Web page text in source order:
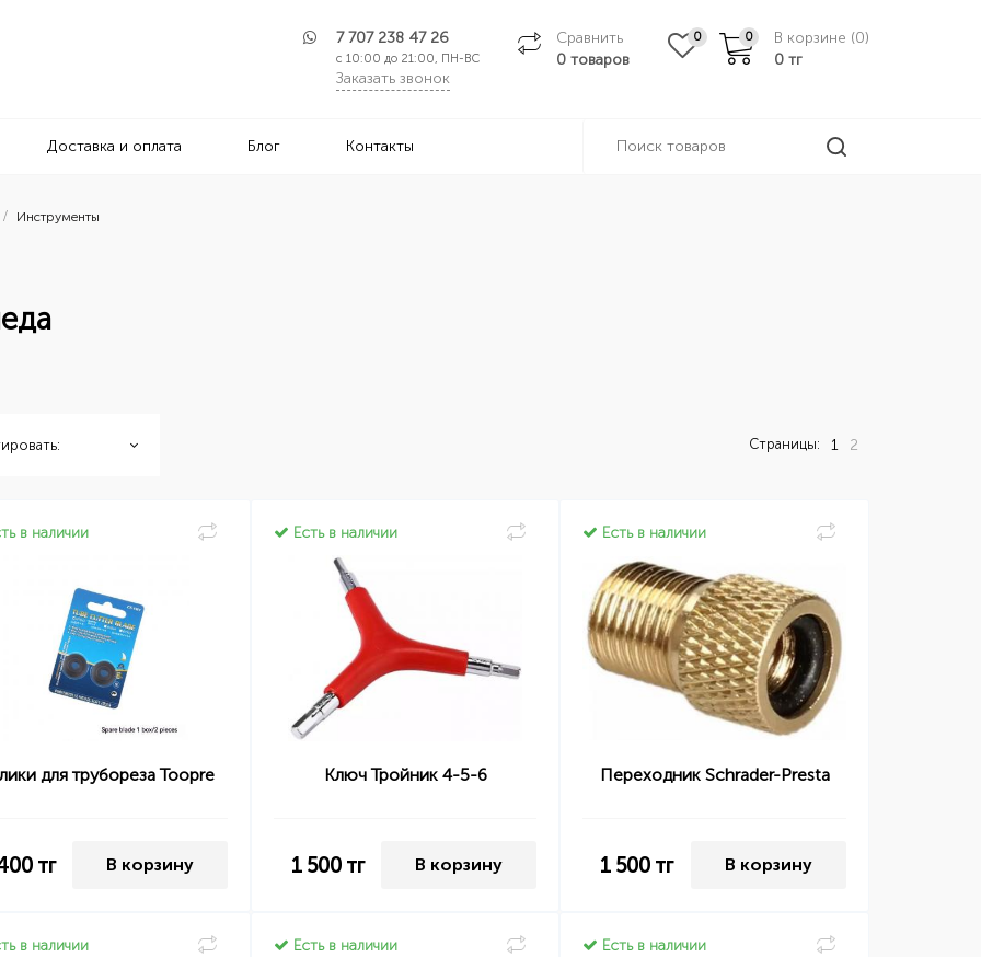
7 707 238 47 26
с 10:00 до 21:00, ПН-ВС
Заказать звонок
Сравнить
0 товаров
0 0 В корзине (0)
0 тг
Доставка и оплата Блог Контакты
Инструменты
Страницы: 1 2
в наличии
для трубореза Toopre
тг В корзину
Есть в наличии
Ключ Тройник 4-5-6
1 500тг В корзину
Есть в наличии
Переходник Schrader-Presta
1 500 тг В корзину
в наличии Есть в наличии Есть в наличии